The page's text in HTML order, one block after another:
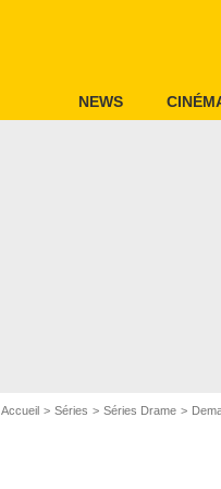
NEWS
Accueil Séries Séries Drame